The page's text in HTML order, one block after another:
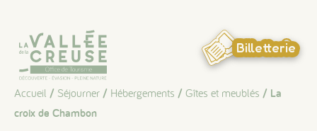
Billetterie
Accueil / Séjourner / Hébergements / Gîtes et meublés / La
croix de Chambon